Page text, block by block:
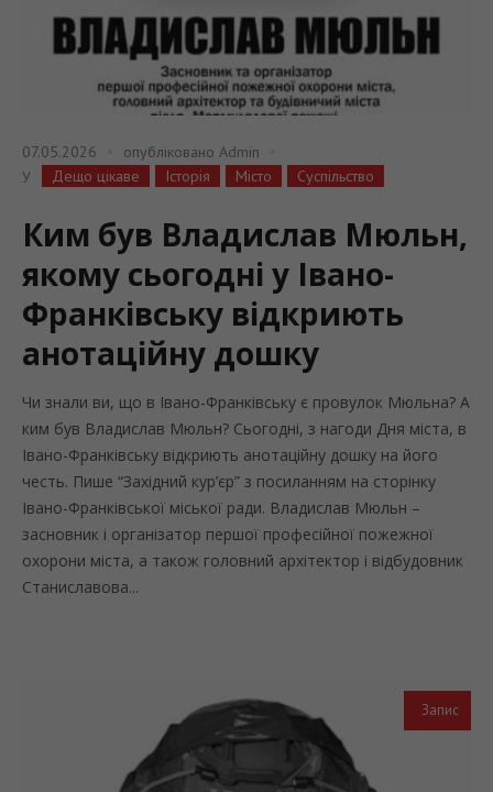
07.05.2026 опубліковано Admin
У
Дещо цікаве Історія Місто Суспільство
Ким був Владислав Мюльн,
якому сьогодні у Івано-
Франківську відкриють
анотаційну дошку
Чи знали ви, що в Івано-Франківську є провулок Мюльна? А
ким був Владислав Мюльн? Сьогодні, з нагоди Дня міста, в
Івано-Франківську відкриють анотаційну дошку на його
честь. Пише “Західний кур’єр” з посиланням на сторінку
Івано-Франківської міської ради. Владислав Мюльн –
засновник і організатор першої професійної пожежної
охорони міста, а також головний архітектор і відбудовник
Станиславова...
Запис